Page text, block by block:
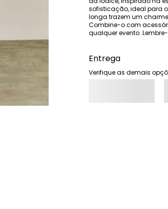
sofisticação, ideal para
longa trazem um
Combine-o com
qualquer evento.
Entrega
Verifique as demais